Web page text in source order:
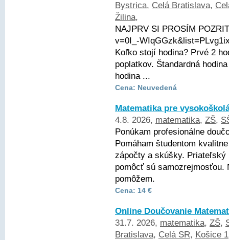
Bystrica, Celá Bratislava,
Žilina,
NAJPRV SI PROSÍM
v=0I_-
Koľko stojí hodina? Prvé 2
poplatkov. Štandardná
hodina ...
Cena: Neuvedená
Matematika pre
4.8. 2026, matematika, ZŠ,
Ponúkam profesionálne
Pomáham študentom
zápočty a skúšky.
pomôcť sú samozrejmosťou.
pomôžem.
Cena: 14 €
Online Doučovanie
31.7. 2026, matematika, ZŠ,
Bratislava, Celá SR, Košice 1